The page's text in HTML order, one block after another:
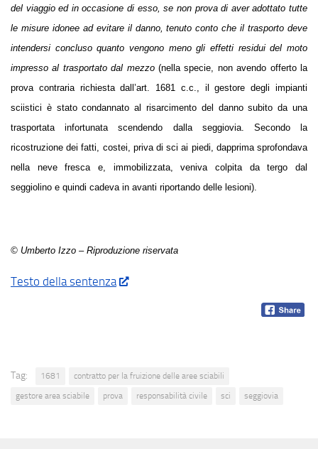
del viaggio ed in occasione di esso, se non prova di aver adottato tutte
le misure idonee ad evitare il danno, tenuto conto che il trasporto deve
intendersi concluso quanto vengono meno gli effetti residui del moto
impresso al trasportato dal mezzo (nella specie, non avendo offerto la
prova contraria richiesta dall’art. 1681 c.c., il gestore degli impianti
sciistici è stato condannato al risarcimento del danno subito da una
trasportata infortunata scendendo dalla seggiovia. Secondo la
ricostruzione dei fatti, costei, priva di sci ai piedi, dapprima sprofondava
nella neve fresca e, immobilizzata, veniva colpita da tergo dal
seggiolino e quindi cadeva in avanti riportando delle lesioni).
© Umberto Izzo – Riproduzione riservata
Testo della sentenza
Tag: 1681
contratto per la fruizione delle aree sciabili
gestore area sciabile
prova responsabilità civile sci seggiovia